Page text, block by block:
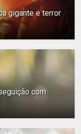
gigante e terror
com